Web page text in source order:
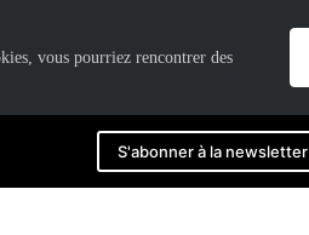
S'abonner à la newsletter
vous pourriez rencontrer des